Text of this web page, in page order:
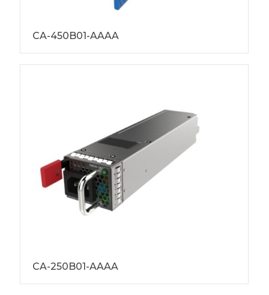
CA-450B01-AAAA
CA-250B01-AAAA